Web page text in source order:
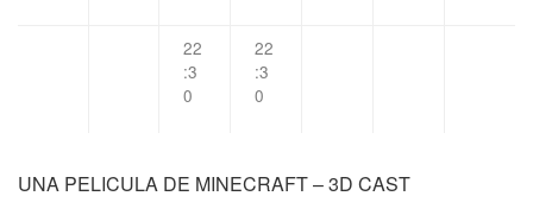
22
:3
0
22
:3
0
UNA PELICULA DE MINECRAFT – 3D CAST